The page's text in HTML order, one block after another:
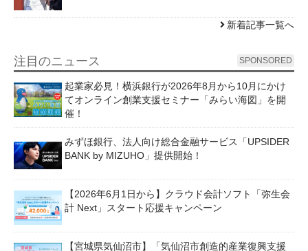
新着記事一覧へ
注目のニュース SPONSORED
起業家必見！横浜銀行が2026年8月から10月にかけ
てオンライン創業支援セミナー「みらい海図」を開
催！
みずほ銀行、法人向け総合金融サービス「UPSIDER
BANK by MIZUHO」提供開始！
【2026年6月1日から】クラウド会計ソフト「弥生会
計 Next」スタート応援キャンペーン
【宮城県気仙沼市】「気仙沼市創造的産業復興支援